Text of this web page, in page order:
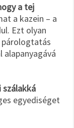
a tej
a kazein – a
Ezt olyan
alapanyagává
szálakká
egyediséget